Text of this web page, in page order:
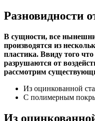
Разновидности
В сущности, все
производятся из
пластика. Ввиду того
разрушаются от
рассмотрим
Из оцинкованной
С полимерным
Из